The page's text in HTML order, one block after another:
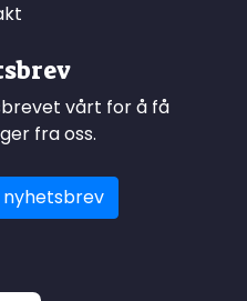
vårt for å få
fra oss.